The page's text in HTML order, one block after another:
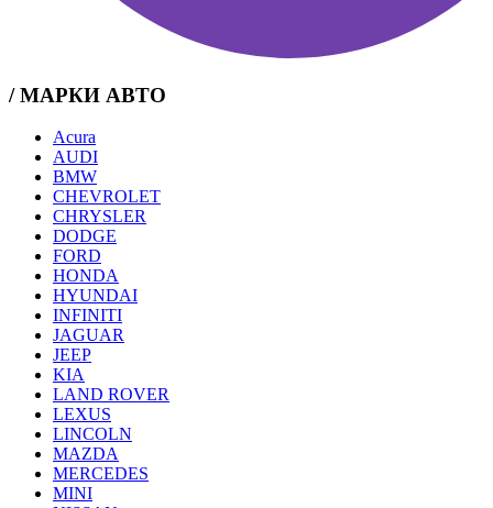
/ МАРКИ АВТО
Acura
AUDI
BMW
CHEVROLET
CHRYSLER
DODGE
FORD
HONDA
HYUNDAI
INFINITI
JAGUAR
JEEP
KIA
LAND ROVER
LEXUS
LINCOLN
MAZDA
MERCEDES
MINI